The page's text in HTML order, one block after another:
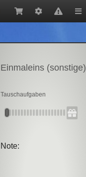
Einmaleins (sonstige)
Tauschaufgaben
Note: